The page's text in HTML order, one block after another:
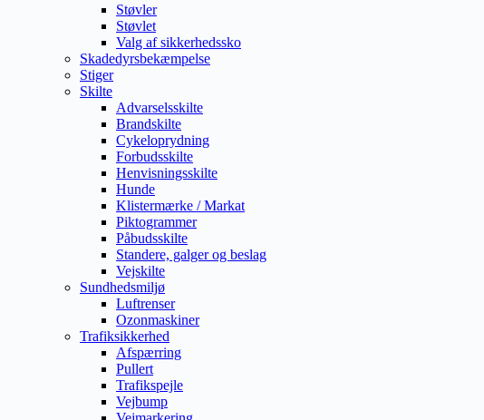
Støvler
Støvlet
Valg af sikkerhedssko
Skadedyrsbekæmpelse
Stiger
Skilte
Advarselsskilte
Brandskilte
Cykeloprydning
Forbudsskilte
Henvisningsskilte
Hunde
Klistermærke / Markat
Piktogrammer
Påbudsskilte
Standere, galger og beslag
Vejskilte
Sundhedsmiljø
Luftrenser
Ozonmaskiner
Trafiksikkerhed
Afspærring
Pullert
Trafikspejle
Vejbump